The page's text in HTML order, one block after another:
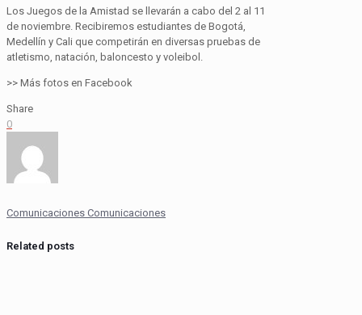
Los Juegos de la Amistad se llevarán a cabo del 2 al 11
de noviembre. Recibiremos estudiantes de Bogotá,
Medellín y Cali que competirán en diversas pruebas de
atletismo, natación, baloncesto y voleibol.
>> Más fotos en Facebook
Share
0
Comunicaciones Comunicaciones
Related posts